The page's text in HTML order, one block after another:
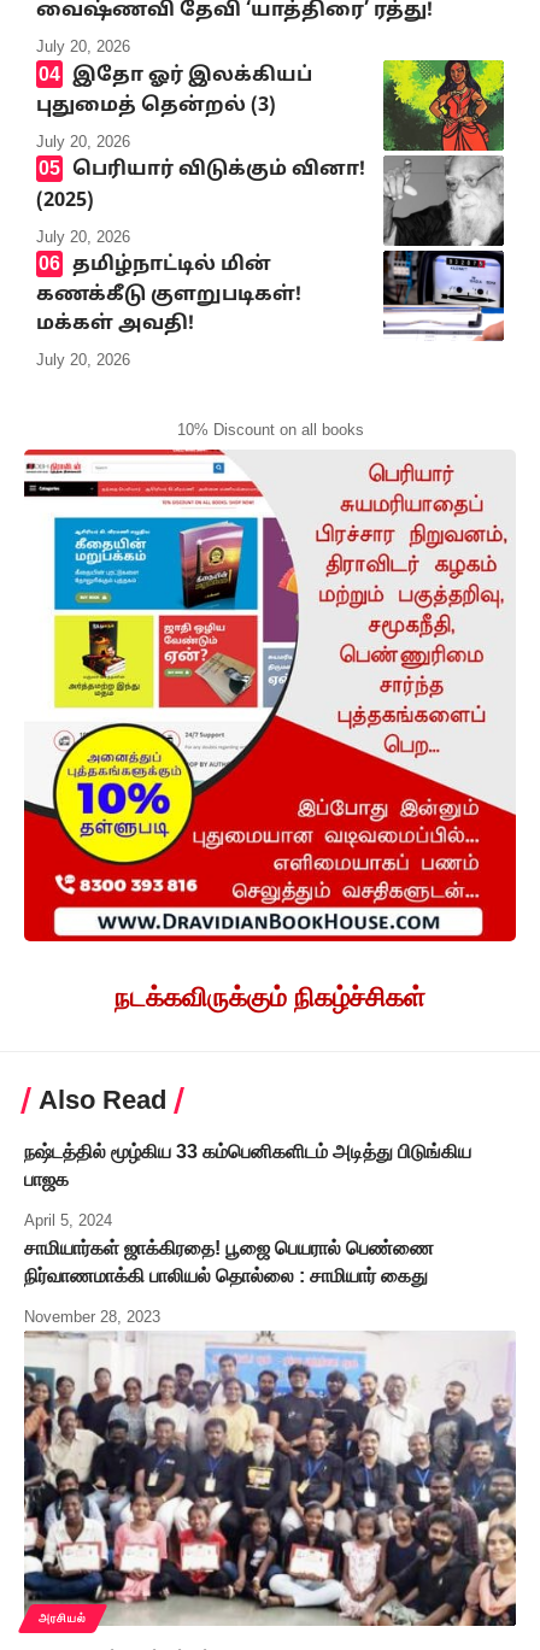
வைஷ்ணவி தேவி ‘யாத்திரை’ ரத்து!
July 20, 2026
இதோ ஓர் இலக்கியப்
புதுமைத் தென்றல் (3)
July 20, 2026
பெரியார் விடுக்கும் வினா!
(2025)
July 20, 2026
தமிழ்நாட்டில் மின்
கணக்கீடு குளறுபடிகள்!
மக்கள் அவதி!
July 20, 2026
10% Discount on all books
நடக்கவிருக்கும் நிகழ்ச்சிகள்
Also Read
நஷ்டத்தில் மூழ்கிய 33 கம்பெனிகளிடம் அடித்து பிடுங்கிய
பாஜக
April 5, 2024
சாமியார்கள் ஜாக்கிரதை! பூஜை பெயரால் பெண்ணை
நிர்வாணமாக்கி பாலியல் தொல்லை : சாமியார் கைது
November 28, 2023
அரசியல்